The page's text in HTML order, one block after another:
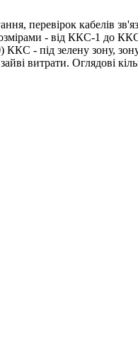
перевірок кабелів
- від ККС-1 до
- під зелену зону,
витрати. Оглядові